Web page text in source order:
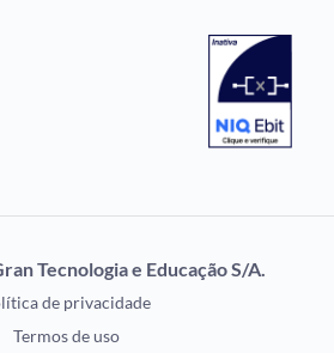
EXAME DE ORDEM
OAB
Prova OAB
Calendário OAB
Tecnologia e Educação S/A.
de privacidade
Termos de uso